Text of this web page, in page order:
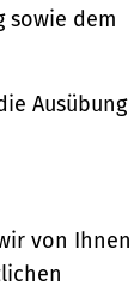
sowie dem
Ausübung
von Ihnen